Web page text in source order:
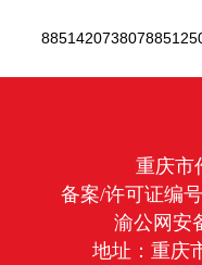
重庆市
备案/许可证编号
渝公网安
地址：重庆